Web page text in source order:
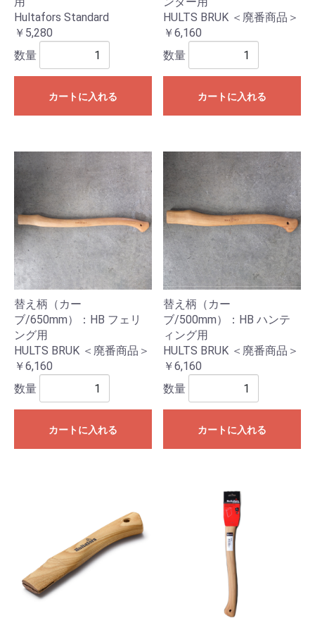
Hultafors Standard
￥5,280
数量
カートに入れる
HULTS BRUK ＜廃番商品＞
￥6,160
数量
カートに入れる
替え柄（カー
ブ/650mm）：HB フェリ
ング用
HULTS BRUK ＜廃番商品＞
￥6,160
数量
カートに入れる
替え柄（カー
ブ/500mm）：HB ハンテ
ィング用
HULTS BRUK ＜廃番商品＞
￥6,160
数量
カートに入れる